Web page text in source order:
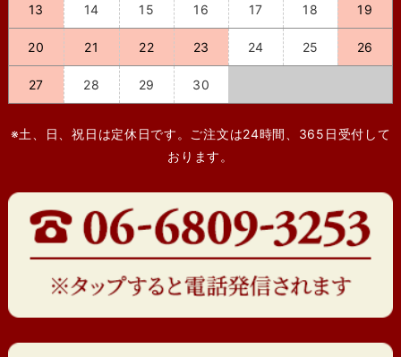
13 14 15 16 17 18 19
20 21 22 23 24 25 26
27 28 29 30
※土、日、祝日は定休日です。ご注文は24時間、365日受付して
おります。